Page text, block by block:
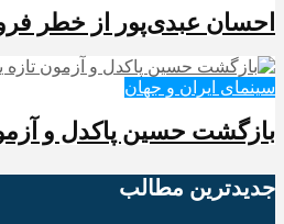
احسان عبدی‌پور از خطر
سینمای ایران و جهان
بازگشت حسین پاکدل و
جدیدترین‌ مطالب